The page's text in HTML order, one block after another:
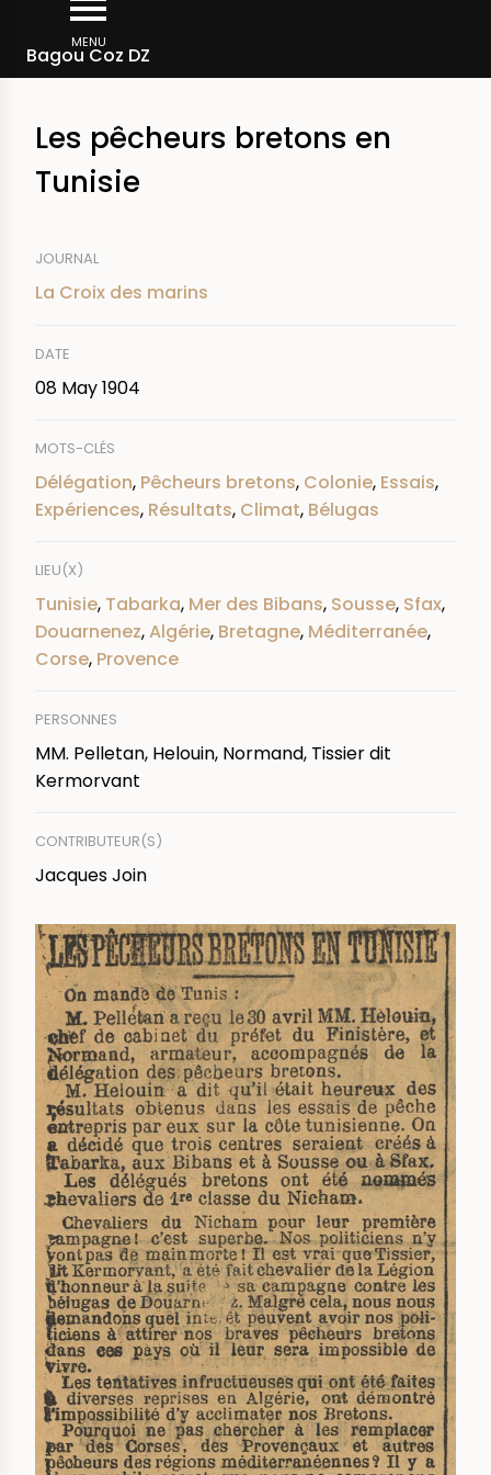
main
MENU
Bagou Coz DZ
Breadcrumb
Les pêcheurs bretons en
Tunisie
JOURNAL
La Croix des marins
DATE
08 May 1904
MOTS-CLÉS
Délégation, Pêcheurs bretons, Colonie, Essais,
Expériences, Résultats, Climat, Bélugas
LIEU(X)
Tunisie, Tabarka, Mer des Bibans, Sousse, Sfax,
Douarnenez,Algérie, Bretagne, Méditerranée,
Corse, Provence
PERSONNES
MM. Pelletan, Helouin, Normand, Tissier dit
Kermorvant
CONTRIBUTEUR(S)
Jacques Join
IMAGE